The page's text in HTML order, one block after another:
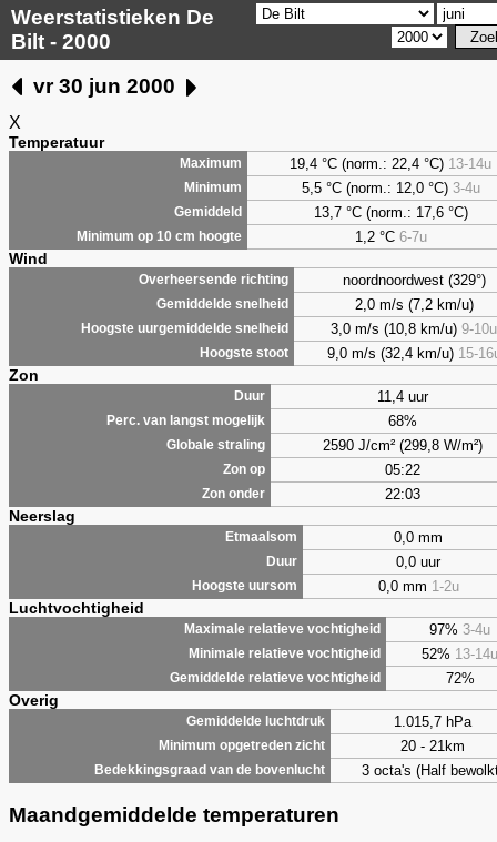
Weerstatistieken De
Bilt - 2000
vr 30 jun 2000
X
Temperatuur
Maximum 19,4 °C (norm.: 22,4 °C) 13-14u
Minimum 5,5°C (norm.: 12,0 °C) 3-4u
Gemiddeld 13,7 °C (norm.: 17,6 °C)
Minimum op 10 cm hoogte 1,2°C 6-7u
Wind
Overheersende richting noordnoordwest (329°)
Gemiddelde snelheid 2,0 m/s (7,2 km/u)
Hoogste uurgemiddelde snelheid 3,0 m/s (10,8 km/u) 9-10u
Hoogste stoot 9,0 m/s (32,4 km/u) 15-
Zon
Duur 11,4 uur
Perc. van langst mogelijk 68%
Globale straling 2590 J/cm² (299,8 W/m²)
Zon op 05:22
Zon onder 22:03
Neerslag
Etmaalsom 0,0 mm
Duur 0,0 uur
Hoogste uursom 0,0 mm 1-2u
Luchtvochtigheid
Maximale relatieve vochtigheid 97% 3-4u
Minimale relatieve vochtigheid 52% 13-14u
Gemiddelde relatieve vochtigheid 72%
Overig
Gemiddelde luchtdruk 1.015,7 hPa
Minimum opgetreden zicht 20 - 21km
Bedekkingsgraad van de bovenlucht 3 octa's (Half
Maandgemiddelde temperaturen